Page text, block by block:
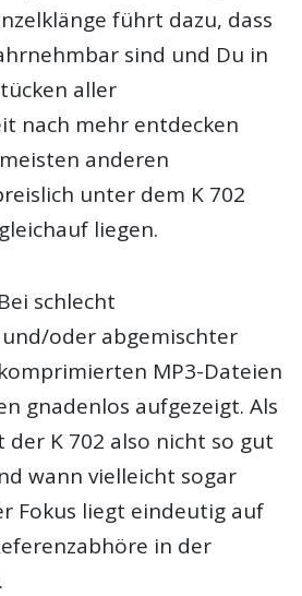
führt dazu, dass
sind und Du in
aller
nach mehr entdecken
anderen
unter dem K 702
liegen.
schlecht
oder abgemischter
MP3-Dateien
gnadenlos aufgezeigt. Als
der K 702 also nicht so gut
wann vielleicht sogar
Fokus liegt eindeutig auf
in der